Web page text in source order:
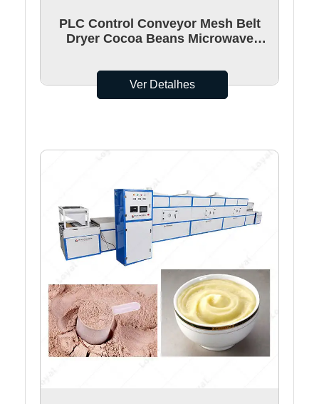
PLC Control Conveyor Mesh Belt
Dryer Cocoa Beans Microwave
Ver Detalhes